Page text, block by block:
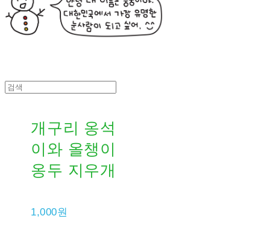
개구리 옹석
이와 올챙이
옹두 지우개
1,000원